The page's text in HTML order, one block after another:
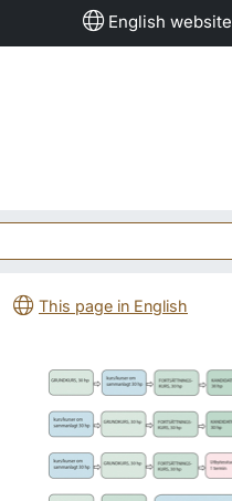
English website
This page in English